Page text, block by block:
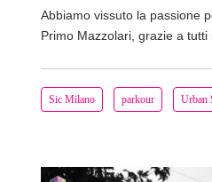
Sic Milano parkour Urban
Abbiamo vissuto la passione
Primo Mazzolari, grazie a tutti